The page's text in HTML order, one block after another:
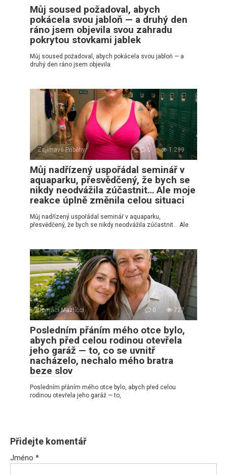
Můj soused požadoval, abych
pokácela svou jabloň — a druhý den
ráno jsem objevila svou zahradu
pokrytou stovkami jablek
Můj soused požadoval, abych pokácela svou jabloň — a
druhý den ráno jsem objevila
Zajímavé Příběhy 0 1 299
Můj nadřízený uspořádal seminář v
aquaparku, přesvědčený, že bych se
nikdy neodvážila zúčastnit… Ale moje
reakce úplně změnila celou situaci
Můj nadřízený uspořádal seminář v aquaparku,
přesvědčený, že bych se nikdy neodvážila zúčastnit… Ale
Domácí Mazlíčci 0 727
Posledním přáním mého otce bylo,
abych před celou rodinou otevřela
jeho garáž — to, co se uvnitř
nacházelo, nechalo mého bratra
beze slov
Posledním přáním mého otce bylo, abych před celou
rodinou otevřela jeho garáž — to,
Přidejte komentář
Jméno *